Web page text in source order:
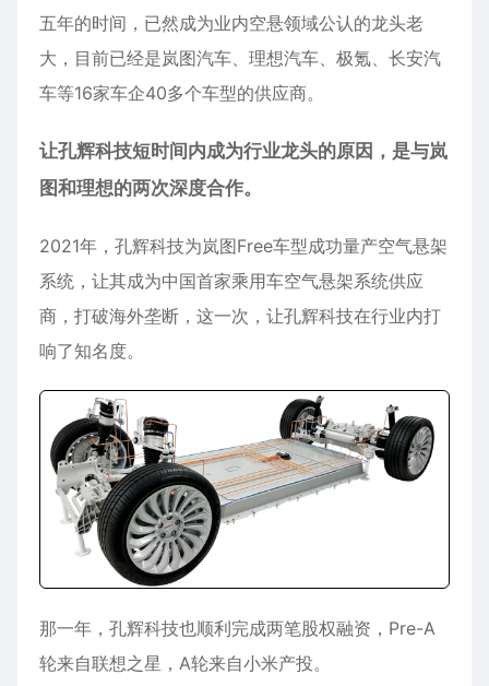
五年的时间，已然成为业内空悬领域公认的龙头老
大，目前已经是岚图汽车、理想汽车、极氪、长安汽
车等16家车企40多个车型的供应商。
让孔辉科技短时间内成为行业龙头的原因，是与岚
图和理想的两次深度合作。
2021年，孔辉科技为岚图Free车型成功量产空气悬架
系统，让其成为中国首家乘用车空气悬架系统供应
商，打破海外垄断，这一次，让孔辉科技在行业内打
响了知名度。
那一年，孔辉科技也顺利完成两笔股权融资，Pre-A
轮来自联想之星，A轮来自小米产投。